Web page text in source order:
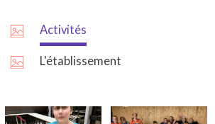
Activités
L'établissement